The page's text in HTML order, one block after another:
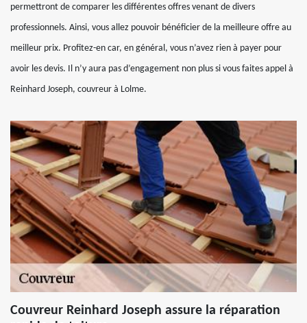
permettront de comparer les différentes offres venant de divers
professionnels. Ainsi, vous allez pouvoir bénéficier de la meilleure offre au
meilleur prix. Profitez-en car, en général, vous n’avez rien à payer pour
avoir les devis. Il n’y aura pas d’engagement non plus si vous faites appel à
Reinhard Joseph, couvreur à Lolme.
Couvreur Reinhard Joseph assure la réparation